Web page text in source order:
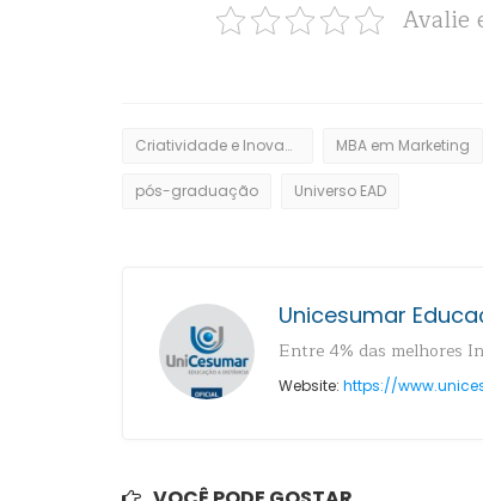
Avalie
Criatividade e Inovação MBA em Marketing
pós-graduação Universo EAD
Unicesumar
Entre 4% das melhores
Website: https://